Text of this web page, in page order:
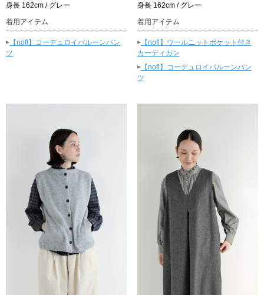
身長 162cm / グレー
着用アイテム
▸ 【nofl】コーデュロイバルーンパン
ツ
身長 162cm / グレー
着用アイテム
▸【nofl】ウールニットポケット付き
カーディガン
▸【nofl】コーデュロイバルーンパン
ツ